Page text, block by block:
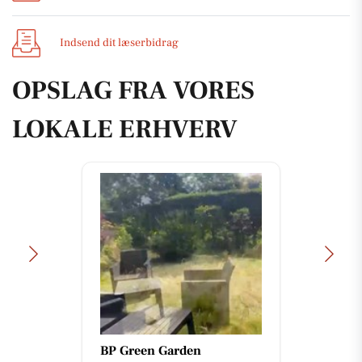
Indsend dit læserbidrag
OPSLAG FRA VORES
LOKALE ERHVERV
BP Green Garden